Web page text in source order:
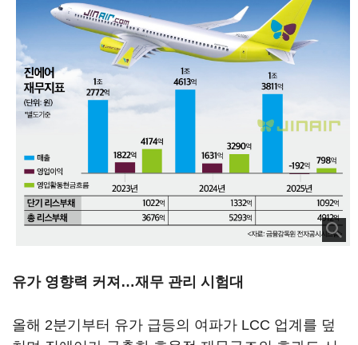
유가 영향력 커져…재무 관리 시험대
올해 2분기부터 유가 급등의 여파가 LCC 업계를 덮